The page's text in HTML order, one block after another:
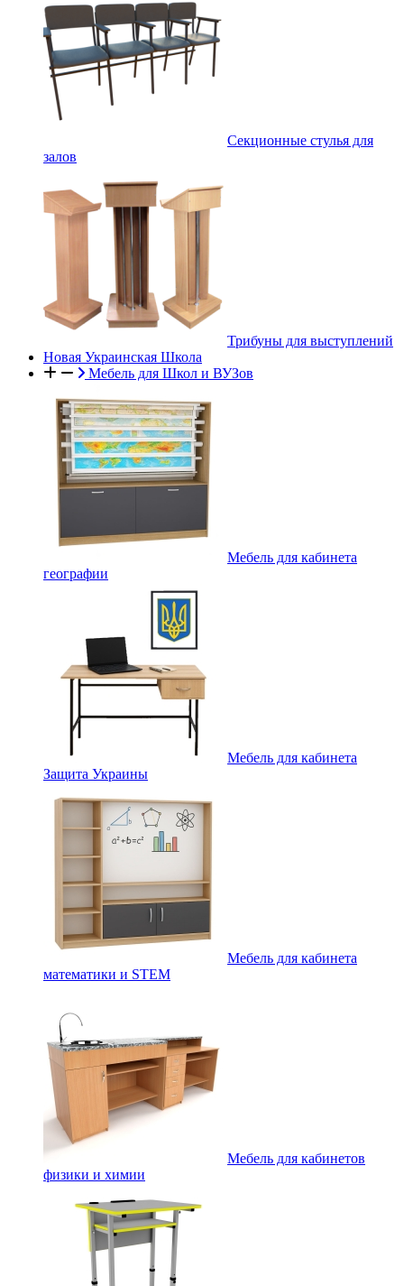
Секционные стулья для
залов
Трибуны для выступлений
Новая Украинская Школа
Мебель для Школ и ВУЗов
Мебель для кабинета
географии
Мебель для кабинета
Защита Украины
Мебель для кабинета
математики и STEM
Мебель для кабинетов
физики и химии